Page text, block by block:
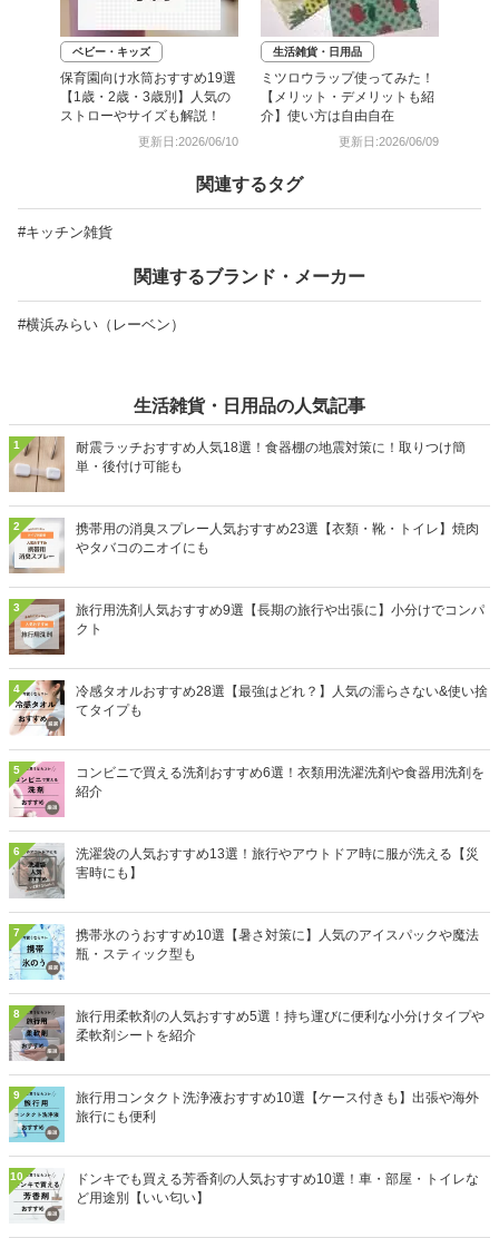
ベビー・キッズ
保育園向け水筒おすすめ19選
【1歳・2歳・3歳別】人気の
ストローやサイズも解説！
更新日:2026/06/10
生活雑貨・日用品
ミツロウラップ使ってみた！
【メリット・デメリットも紹
介】使い方は自由自在
更新日:2026/06/09
関連するタグ
#キッチン雑貨
関連するブランド・メーカー
#横浜みらい（レーベン）
生活雑貨・日用品の人気記事
1
耐震ラッチおすすめ人気18選！食器棚の地震対策に！取りつけ簡
単・後付け可能も
2
携帯用の消臭スプレー人気おすすめ23選【衣類・靴・トイレ】焼肉
やタバコのニオイにも
3
旅行用洗剤人気おすすめ9選【長期の旅行や出張に】小分けでコンパ
クト
4
冷感タオルおすすめ28選【最強はどれ？】人気の濡らさない&使い捨
てタイプも
5
コンビニで買える洗剤おすすめ6選！衣類用洗濯洗剤や食器用洗剤を
紹介
6
洗濯袋の人気おすすめ13選！旅行やアウトドア時に服が洗える【災
害時にも】
7
携帯氷のうおすすめ10選【暑さ対策に】人気のアイスパックや魔法
瓶・スティック型も
8
旅行用柔軟剤の人気おすすめ5選！持ち運びに便利な小分けタイプや
柔軟剤シートを紹介
9
旅行用コンタクト洗浄液おすすめ10選【ケース付きも】出張や海外
旅行にも便利
10
ドンキでも買える芳香剤の人気おすすめ10選！車・部屋・トイレな
ど用途別【いい匂い】